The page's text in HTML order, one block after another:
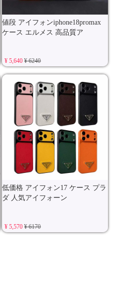
値段 アイフォンiphone18promax
ケース エルメス 高品質ア
¥ 5,640¥ 6240
低価格 アイフォン17 ケース プラ
ダ 人気アイフォーン
¥ 5,570¥ 6170